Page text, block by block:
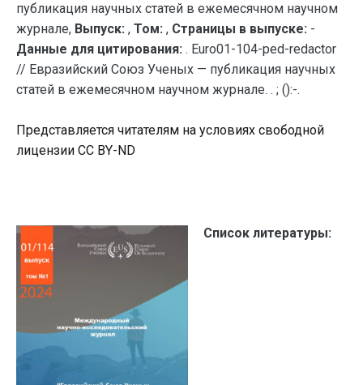
публикация научных статей в ежемесячном научном
журнале, Выпуск: , Том: , Страницы в выпуске: -
Данные для цитирования: . Euro01-104-ped-redactor
// Евразийский Союз Ученых — публикация научных
статей в ежемесячном научном журнале. . ; ():-.
Представляется читателям на условиях свободной
лицензии CC BY-ND
Список литературы: